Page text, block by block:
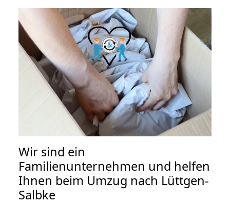
Wir sind ein
Familienunternehmen und helfen
Ihnen beim Umzug nach Lüttgen-
Salbke